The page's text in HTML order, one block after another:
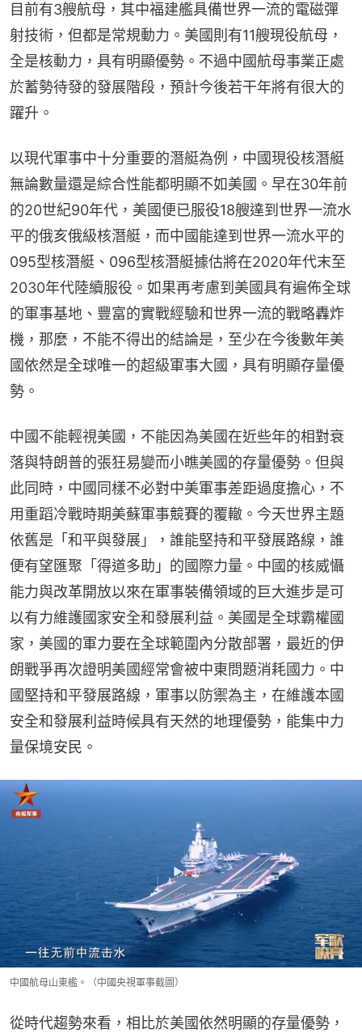
目前有3艘航母，其中福建艦具備世界一流的電磁彈
射技術，但都是常規動力。美國則有11艘現役航母，
全是核動力，具有明顯優勢。不過中國航母事業正處
於蓄勢待發的發展階段，預計今後若干年將有很大的
躍升。
以現代軍事中十分重要的潛艇為例，中國現役核潛艇
無論數量還是綜合性能都明顯不如美國。早在30年前
的20世紀90年代，美國便已服役18艘達到世界一流水
平的俄亥俄級核潛艇，而中國能達到世界一流水平的
095型核潛艇、096型核潛艇據估將在2020年代末至
2030年代陸續服役。如果再考慮到美國具有遍佈全球
的軍事基地、豐富的實戰經驗和世界一流的戰略轟炸
機，那麼，不能不得出的結論是，至少在今後數年美
國依然是全球唯一的超級軍事大國，具有明顯存量優
勢。
中國不能輕視美國，不能因為美國在近些年的相對衰
落與特朗普的張狂易變而小瞧美國的存量優勢。但與
此同時，中國同樣不必對中美軍事差距過度擔心，不
用重蹈冷戰時期美蘇軍事競賽的覆轍。今天世界主題
依舊是「和平與發展」，誰能堅持和平發展路線，誰
便有望匯聚「得道多助」的國際力量。中國的核威懾
能力與改革開放以來在軍事裝備領域的巨大進步是可
以有力維護國家安全和發展利益。美國是全球霸權國
家，美國的軍力要在全球範圍內分散部署，最近的伊
朗戰爭再次證明美國經常會被中東問題消耗國力。中
國堅持和平發展路線，軍事以防禦為主，在維護本國
安全和發展利益時候具有天然的地理優勢，能集中力
量保境安民。
中國航母山東艦。（中國央視軍事截圖）
從時代趨勢來看，相比於美國依然明顯的存量優勢，